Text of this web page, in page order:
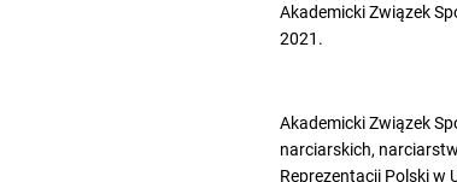
Akademicki Związek
2021.
Akademicki Związek
narciarskich,
Reprezentacji Polski w